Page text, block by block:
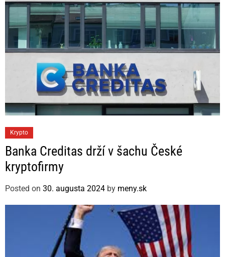
e
a
t
e
o
r
Krypto
Banka Creditas drží v šachu České
kryptofirmy
Posted on 30. augusta 2024 by meny.sk